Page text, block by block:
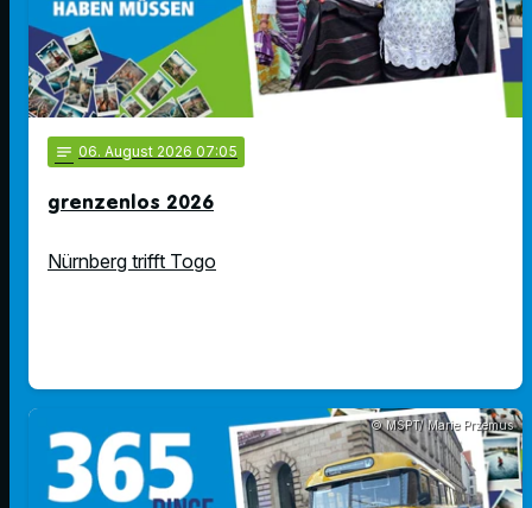
notes 06. August 2026 07:05
grenzenlos 2026
Nürnberg trifft Togo
© MSPT/ Marie Przemus